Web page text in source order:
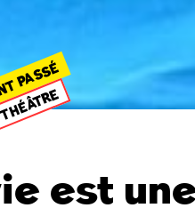
PASSÉ
est